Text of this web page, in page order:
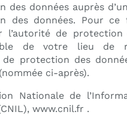
des données auprès
des données. Pour ce
l’autorité de protection
de votre lieu de
de protection des
ci-après).
Nationale de
www.cnil.fr .